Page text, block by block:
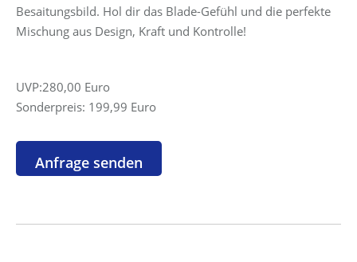
Besaitungsbild. Hol dir das Blade-Gefühl und die perfekte
Mischung aus Design, Kraft und Kontrolle!
UVP:280,00 Euro
Sonderpreis: 199,99 Euro